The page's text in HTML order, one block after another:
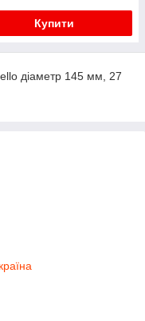
Купити
діаметр 145 мм, 27